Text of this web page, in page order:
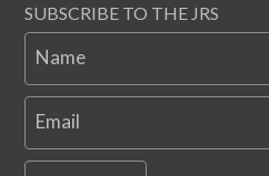
SUBSCRIBE TO THE JRS
Name
Email